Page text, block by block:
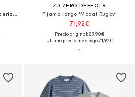
Pijama largo 'Black 100% mercerized cotton'
ZD ZERO DEFECTS
Pijama largo 'Modal Rugby'
71,92€
Precio original: 89,90€
Último precio más bajo:71,92€